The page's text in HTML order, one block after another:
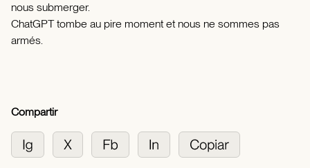
nous submerger.
ChatGPT tombe au pire moment et nous ne sommes pas
armés.
Compartir